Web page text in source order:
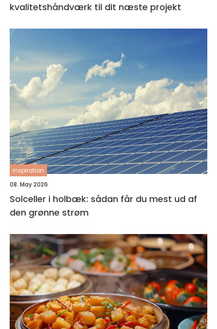
kvalitetshåndværk til dit næste projekt
inspiration
08. May 2026
Solceller i holbæk: sådan får du mest ud af
den grønne strøm